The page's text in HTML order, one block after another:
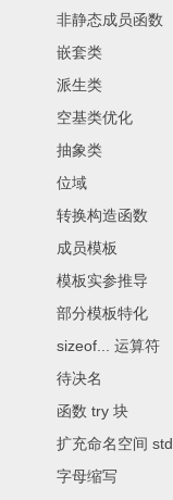
非静态成员函数
嵌套类
派生类
空基类优化
抽象类
位域
转换构造函数
成员模板
模板实参推导
部分模板特化
sizeof... 运算符
待决名
函数 try 块
扩充命名空间 std
字母缩写